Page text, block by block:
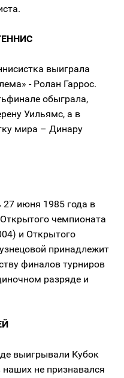
выиграла
- Ролан Гаррос.
обыграла,
Уильямс, а в
мира – Динару
27 июня 1985 года в
чемпионата
и Открытого
принадлежит
финалов турниров
разряде и
выигрывали Кубок
наших не признавался